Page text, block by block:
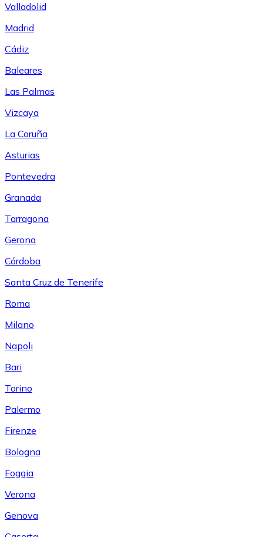
Valladolid
Madrid
Cádiz
Baleares
Las Palmas
Vizcaya
La Coruña
Asturias
Pontevedra
Granada
Tarragona
Gerona
Córdoba
Santa Cruz de Tenerife
Roma
Milano
Napoli
Bari
Torino
Palermo
Firenze
Bologna
Foggia
Verona
Genova